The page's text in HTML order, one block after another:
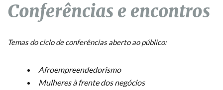
Conferências e encontros
Temas do ciclo de conferências aberto ao público:
Afroempreendedorismo
Mulheres à frente dos negócios